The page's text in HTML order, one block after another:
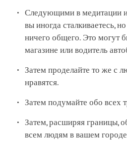
Следующими в медитации
вы иногда сталкиваетесь,
ничего общего. Это могут
магазине или водитель
Затем проделайте то же с
нравятся.
Затем подумайте обо всех
Затем, расширяя границы,
всем людям в вашем